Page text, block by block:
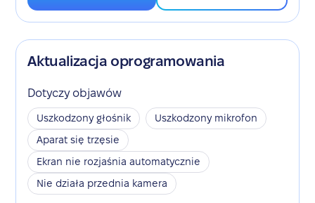
Aktualizacja oprogramowania
Dotyczy objawów
Uszkodzony głośnik
Uszkodzony mikrofon
Aparat się trzęsie
Ekran nie rozjaśnia automatycznie
Nie działa przednia kamera